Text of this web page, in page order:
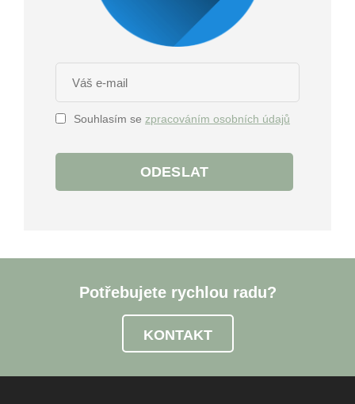
Souhlasím se zpracováním osobních údajů
ODESLAT
Potřebujete rychlou radu?
KONTAKT